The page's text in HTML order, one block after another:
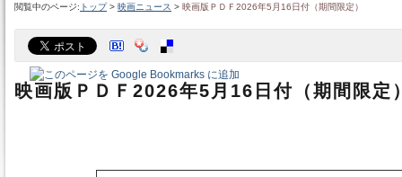
閲覧中のページ: トップ> 映画ニュース > 映画版ＰＤＦ2026年5月16日付（期間限定）
映画版ＰＤＦ2026年5月16日付（期間限定